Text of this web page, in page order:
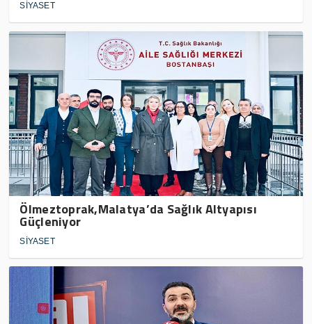
SİYASET
Ölmeztoprak,Malatya’da Sağlık Altyapısı
Güçleniyor
SİYASET